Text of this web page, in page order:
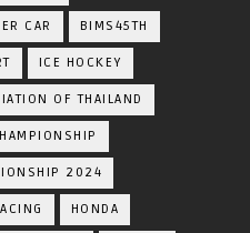
CAR BIMS45TH
ICE HOCKEY
OF THAILAND
2024
HONDA